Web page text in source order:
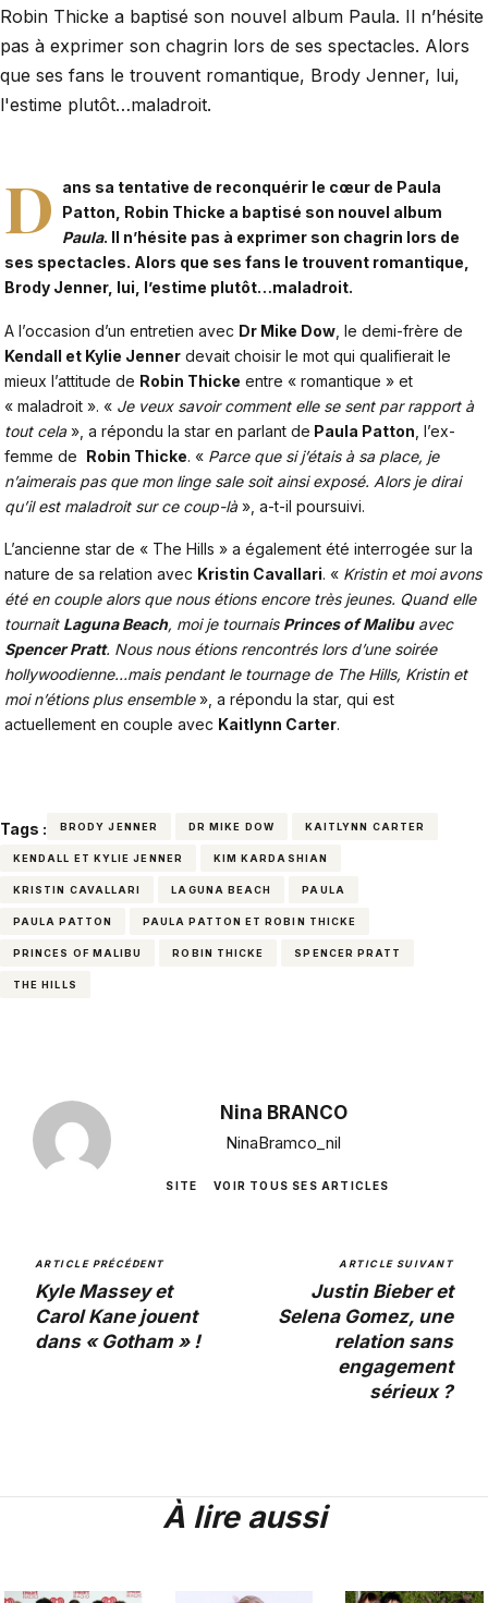
Robin Thicke a baptisé son nouvel album Paula. Il n’hésite
pas à exprimer son chagrin lors de ses spectacles. Alors
que ses fans le trouvent romantique, Brody Jenner, lui,
l'estime plutôt…maladroit.
D
ans sa tentative de reconquérir le cœur de Paula
Patton, Robin Thicke a baptisé son nouvel album
Paula. Il n’hésite pas à exprimer son chagrin lors de
ses spectacles. Alors que ses fans le trouvent romantique,
Brody Jenner, lui, l’estime plutôt…maladroit.
A l’occasion d’un entretien avec Dr Mike Dow , le demi-frère de
Kendall et Kylie Jenner devait choisir le mot qui qualifierait le
mieux l’attitude de Robin Thicke entre « romantique » et
« maladroit ». « Je veux savoir comment elle se sent par rapport à
tout cela», a répondu la star en parlant de Paula Patton , l’ex-
femme de Robin Thicke. « Parce que si j’étais à sa place, je
n’aimerais pas que mon linge sale soit ainsi exposé. Alors je dirai
qu’il est maladroit sur ce coup-là», a-t-il poursuivi.
L’ancienne star de « The Hills » a également été interrogée sur la
nature de sa relation avec Kristin Cavallari. « Kristin et moi avons
été en couple alors que nous étions encore très jeunes. Quand elle
tournait Laguna Beach, moi je tournais Princes of Malibuavec
Spencer Pratt. Nous nous étions rencontrés lors d’une soirée
hollywoodienne…mais pendant le tournage de The Hills, Kristin et
moi n’étions plus ensemble», a répondu la star, qui est
actuellement en couple avec Kaitlynn Carter.
Tags : BRODY JENNER DR MIKE DOW KAITLYNN CARTER
KENDALL ET KYLIE JENNER KIM KARDASHIAN
KRISTIN CAVALLARI LAGUNA BEACH PAULA
PAULA PATTON PAULA PATTON ET ROBIN THICKE
PRINCES OF MALIBU ROBIN THICKE SPENCER PRATT
THE HILLS
Nina BRANCO
NinaBramco_nil
SITE VOIR TOUS SES ARTICLES
ARTICLE PRÉCÉDENT
Kyle Massey et
Carol Kane jouent
dans « Gotham » !
ARTICLE SUIVANT
Justin Bieber et
Selena Gomez, une
relation sans
engagement
sérieux ?
À lire aussi